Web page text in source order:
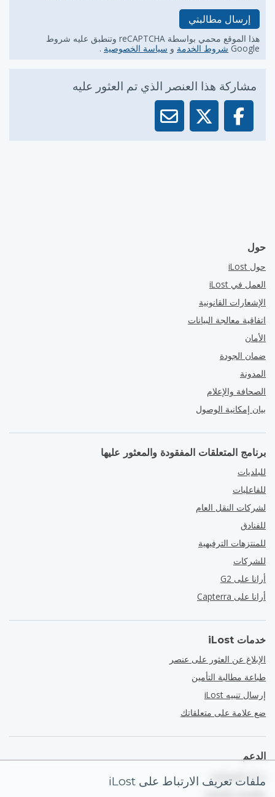
إرسال مطالبتي
هذا الموقع محمي بواسطة reCAPTCHA وتنطبق عليه شروط
Google شروط الخدمة و سياسة الخصوصية .
مشاركة هذا العنصر الذي تم العثور عليه
حول
حول iLost
العمل في iLost
الإشعارات القانونية
اتفاقية معالجة البيانات
الأمان
ضمان الجودة
المدونة
الصحافة والإعلام
بيان إمكانية الوصول
برنامج المتعلقات المفقودة والمعثور عليها
للبلديات
للفاعليات
لشركات النقل العام
للفنادق
للمنتزهات الترفيهية
للشركات
أرانا على G2
أرانا على Capterra
خدمات iLost
الإبلاغ عن العثور على عنصر
طباعة مطالبة التأمين
إرسال تنبيه iLost
ضع علامة على متعلقاتك
الدعم
مركز المساعدة
ملفات تعريف الارتباط على iLost